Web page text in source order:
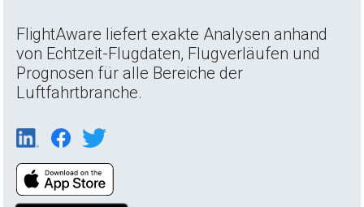
FlightAware liefert exakte Analysen anhand
von Echtzeit-Flugdaten, Flugverläufen und
Prognosen für alle Bereiche der
Luftfahrtbranche.